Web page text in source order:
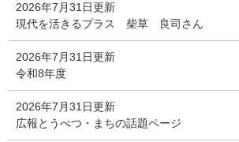
2026年7月31日更新
現代を活きるプラス 柴草 良司さん
2026年7月31日更新
令和8年度
2026年7月31日更新
広報とうべつ・まちの話題ページ